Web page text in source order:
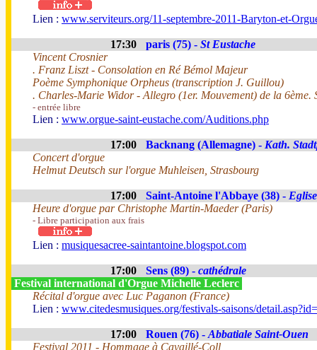
Lien : www.serviteurs.org/11-septembre-2011-Baryton-et-
17:30 paris (75) - St Eustache
Vincent Crosnier
. Franz Liszt - Consolation en Ré Bémol Majeur
Poème Symphonique Orpheus (transcription J. Guillou)
. Charles-Marie Widor - Allegro (1er. Mouvement) de la 6ème.
- entrée libre
Lien : www.orgue-saint-eustache.com/Auditions.php
17:00 Backnang (Allemagne) - Kath.
Concert d'orgue
Helmut Deutsch sur l'orgue Muhleisen, Strasbourg
17:00 Saint-Antoine l'Abbaye (38) -
Heure d'orgue par Christophe Martin-Maeder (Paris)
- Libre participation aux frais
Lien : musiquesacree-saintantoine.blogspot.com
17:00 Sens (89) - cathédrale
Festival international d'Orgue Michelle Leclerc
Récital d'orgue avec Luc Paganon (France)
Lien : www.citedesmusiques.org/festivals-saisons/
17:00 Rouen (76) - Abbatiale Saint-Ouen
Festival 2011 - Hommage à Cavaillé-Coll